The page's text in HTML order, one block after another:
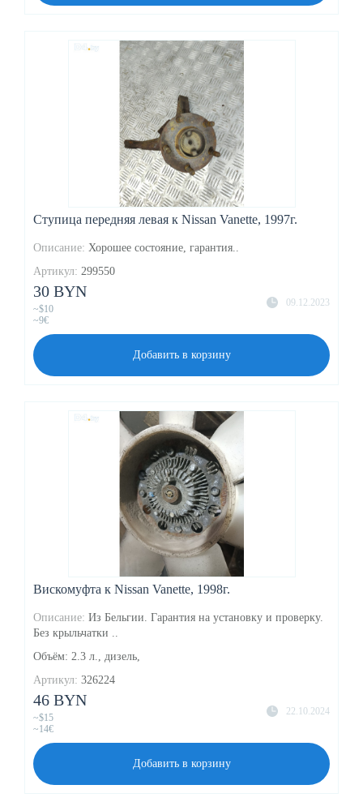
Ступица передняя левая к Nissan Vanette, 1997г.
Описание: Хорошее состояние, гарантия..
Артикул: 299550
09.12.2023
30 BYN
~$10
~9€
Добавить в корзину
Вискомуфта к Nissan Vanette, 1998г.
Описание: Из Бельгии. Гарантия на установку и проверку.
Без крыльчатки ..
Объём: 2.3 л., дизель,
Артикул: 326224
22.10.2024
46 BYN
~$15
~14€
Добавить в корзину